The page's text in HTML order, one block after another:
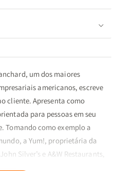
um dos maiores
americanos, escreve
cliente. Apresenta como
para pessoas em seu
Tomando como exemplo a
a Yum!, proprietária da
Silver’s e A&W Restaurants,